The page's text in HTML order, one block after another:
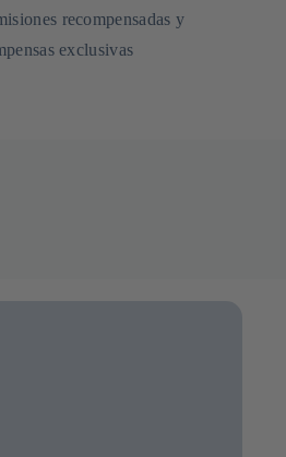
recompensadas y
exclusivas